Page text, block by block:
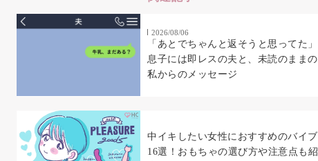
2026/08/06
「あとでちゃんと返そうと思ってた」
息子には即レスの夫と、未読のままの
私からのメッセージ
中イキしたい女性におすすめのバイブ
16選！おもちゃの選び方や注意点も紹